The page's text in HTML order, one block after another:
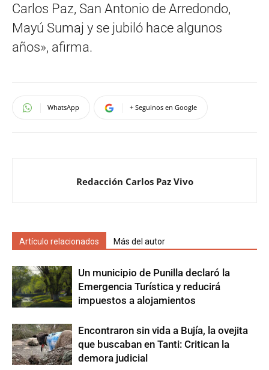
Carlos Paz, San Antonio de Arredondo,
Mayú Sumaj y se jubiló hace algunos
años», afirma.
WhatsApp + Seguinos en Google
Redacción Carlos Paz Vivo
Artículo relacionados Más del autor
Un municipio de Punilla declaró la
Emergencia Turística y reducirá
impuestos a alojamientos
Encontraron sin vida a Bujía, la ovejita
que buscaban en Tanti: Critican la
demora judicial